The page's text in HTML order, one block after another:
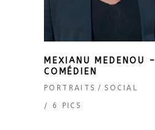
MEXIANU MEDENOU –
COMÉDIEN
PORTRAITS SOCIAL
6 PICS